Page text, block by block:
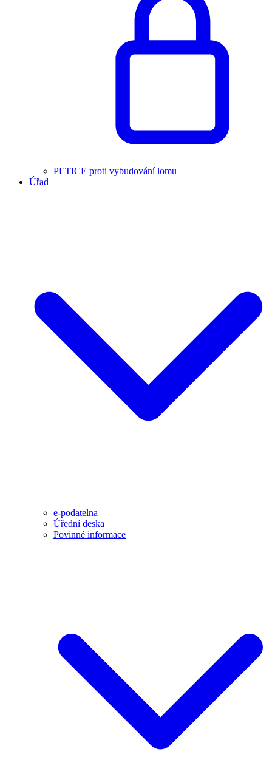
PETICE proti vybudování lomu
Úřad
e-podatelna
Úřední deska
Povinné informace